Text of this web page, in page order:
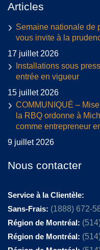
Articles
Semaine nationale de
vous invite à la
17 juillet 2026
Installations sous
entrée en vigueur
15 juillet 2026
COMMUNIQUÉ –
la RBQ ordonne à
comme entrepreneur
9 juillet 2026
Nous contacter
Service à la Clientèle:
Sans-Frais: (1888) 672-
Région de Montréal:
Région de Montréal: